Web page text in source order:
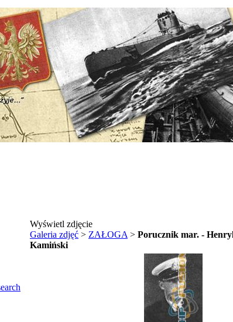
Wyświetl zdjęcie
Galeria zdjęć > ZAŁOGA > Porucznik mar. -
Kamiński